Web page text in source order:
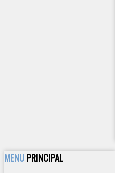
MENUPRINCIPAL